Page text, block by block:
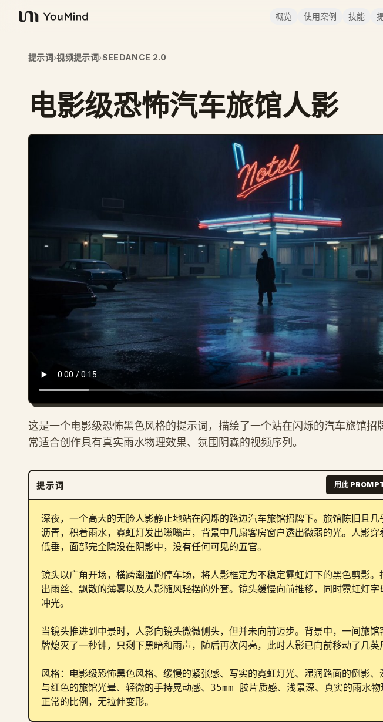
YouMind
概览 使用案例 技能
提示词›视频提示词›SEEDANCE 2.0
电影级恐怖汽车旅馆人影
这是一个电影级恐怖黑色风格的提示词，描绘了一个站在闪烁的汽车旅馆招
常适合创作具有真实雨水物理效果、氛围阴森的视频序列。
提示词 用此
深夜，一个高大的无脸人影静止地站在闪烁的路边汽车旅馆招牌下。旅馆陈旧且
沥青，积着雨水，霓虹灯发出嗡嗡声，背景中几扇客房窗户透出微弱的光。人影
低垂，面部完全隐没在阴影中，没有任何可见的五官。
镜头以广角开场，横跨潮湿的停车场，将人影框定为不稳定霓虹灯下的黑色剪影
出雨丝、飘散的薄雾以及人影随风轻摆的外套。镜头缓慢向前推移，同时霓虹灯
冲光。
当镜头推进到中景时，人影向镜头微微侧头，但并未向前迈步。背景中，一间旅
牌熄灭了一秒钟，只剩下黑暗和雨声，随后再次闪亮，此时人影已向前移动了几英
风格：电影级恐怖黑色风格、缓慢的紧张感、写实的霓虹灯光、湿润路面的倒影
与红色的旅馆光晕、轻微的手持晃动感、35mm 胶片质感、浅景深、真实的雨水物
正常的比例，无拉伸变形。